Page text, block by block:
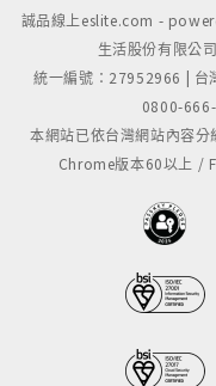
誠品線上eslite.com -
生活股份有限公
統一編號：27952966 | 台
0800-
本網站已依台灣網站內容
Chrome版本60以上 /